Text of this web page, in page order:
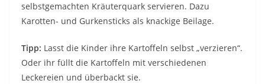
selbstgemachten Kräuterquark servieren. Dazu
Karotten- und Gurkensticks als knackige Beilage.
Tipp: Lasst die Kinder ihre Kartoffeln selbst „verzieren“.
Oder ihr füllt die Kartoffeln mit verschiedenen
Leckereien und überbackt sie.